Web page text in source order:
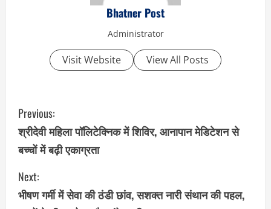
Bhatner Post
Administrator
Visit Website View All Posts
C
o
n
t
Previous:
श्रीदेवी महिला पॉलिटेक्निक में शिविर, आनापान मेडिटेशन से
बच्चों में बढ़ी एकाग्रता
Next:
भीषण गर्मी में सेवा की ठंडी छांव, सशक्त नारी संथान की पहल,